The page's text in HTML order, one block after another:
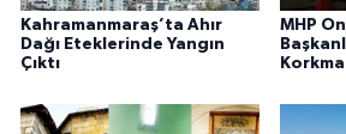
Kahramanmaraş’ta Ahır
Dağı Eteklerinde Yangın
Çıktı
MHP